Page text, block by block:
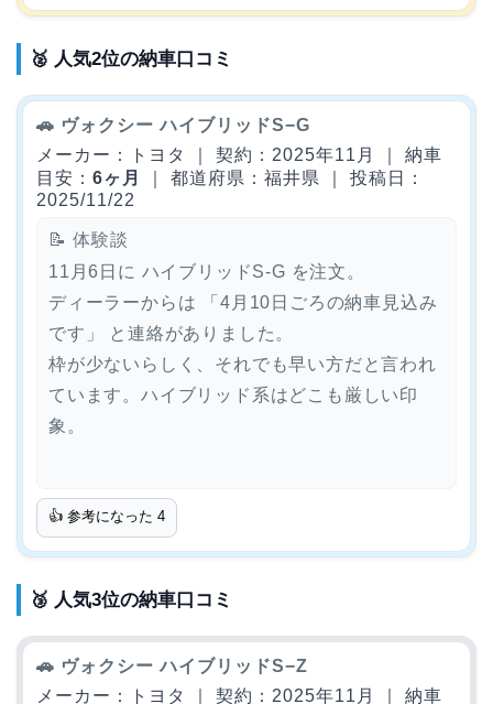
🥈 人気2位の納車口コミ
🚗 ヴォクシー ハイブリッドS−G
メーカー：トヨタ ｜ 契約：2025年11月 ｜ 納車
目安： 6ヶ月
｜ 都道府県：福井県 ｜ 投稿日：
2025/11/22
📝 体験談
11月6日に ハイブリッドS-G を注文。
ディーラーからは 「4月10日ごろの納車見込み
です」 と連絡がありました。
枠が少ないらしく、それでも早い方だと言われ
ています。ハイブリッド系はどこも厳しい印
象。
👍 参考になった 4
🥉 人気3位の納車口コミ
🚗 ヴォクシー ハイブリッドS−Z
メーカー：トヨタ ｜ 契約：2025年11月 ｜ 納車